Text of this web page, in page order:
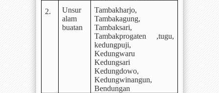
2.
Unsur
alam
buatan
Tambakharjo,
Tambakagung,
Tambaksari,
Tambakprogaten ,tugu,
kedungpuji,
Kedungwaru
Kedungsari
Kedungdowo,
Kedungwinangun,
Bendungan